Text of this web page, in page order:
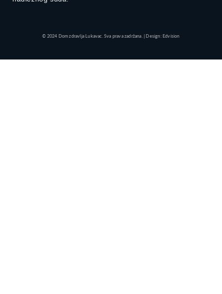
© 2024 Dom zdravlja Lukavac. Sva prava zadržana. | Design: Edvision